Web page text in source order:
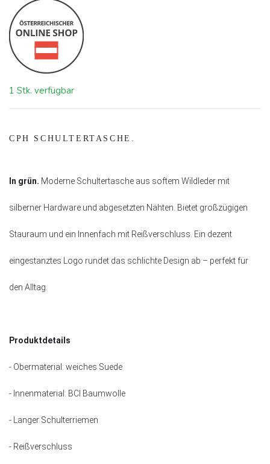
1 Stk. verfügbar
CPH SCHULTERTASCHE.
In grün. Moderne Schultertasche aus softem Wildleder mit
silberner Hardware und abgesetzten Nähten. Bietet großzügigen
Stauraum und ein Innenfach mit Reißverschluss. Ein dezent
eingestanztes Logo rundet das schlichte Design ab – perfekt für
den Alltag.
Produktdetails
- Obermaterial: weiches Suede
- Innenmaterial: BCI Baumwolle
- Langer Schulterriemen
- Reißverschluss